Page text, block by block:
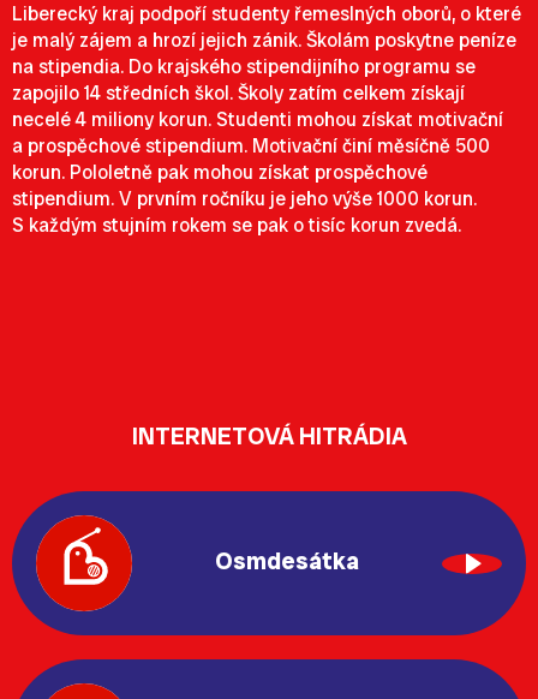
Liberecký kraj podpoří studenty řemeslných oborů, o které
je malý zájem a hrozí jejich zánik. Školám poskytne peníze
na stipendia. Do krajského stipendijního programu se
zapojilo 14 středních škol. Školy zatím celkem získají
necelé 4 miliony korun.Studenti mohou získat motivační
a prospěchové stipendium. Motivační činí měsíčně 500
korun. Pololetně pak mohou získat prospěchové
stipendium. V prvním ročníku je jeho výše 1000 korun.
S každým stujním rokem se pak o tisíc korun zvedá.
INTERNETOVÁ HITRÁDIA
Osmdesátka